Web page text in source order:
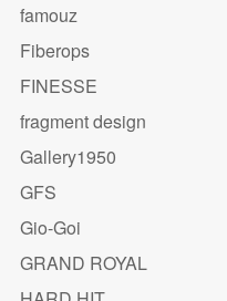
famouz
Fiberops
FINESSE
fragment design
Gallery1950
GFS
Gio-Goi
GRAND ROYAL